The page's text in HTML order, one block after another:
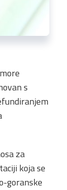
s
za
koja se
goranske